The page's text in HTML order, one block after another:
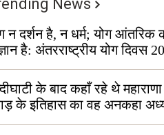
News
न दर्शन है, न धर्म; योग आंतरिक
है: अंतरराष्ट्रीय योग दिवस
के बाद कहाँ रहे थे
के इतिहास का वह अनकहा
में जीवित है